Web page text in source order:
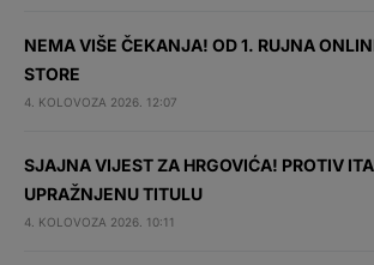
NEMA VIŠE ČEKANJA! OD 1. RUJNA
STORE
4. KOLOVOZA 2026. 12:07
SJAJNA VIJEST ZA HRGOVIĆA! PROTIV
UPRAŽNJENU TITULU
4. KOLOVOZA 2026. 10:11